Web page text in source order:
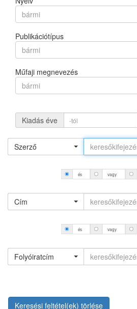
bármi
Publikációtípus
bármi
Műfaji megnevezés
bármi
Kiadás éve
Szerző
és vagy
Cím
és vagy
Folyóiratcím
Keresési feltétel(ek) törlése